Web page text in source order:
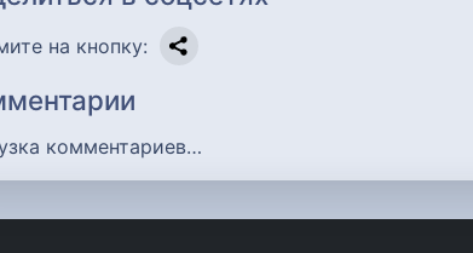
на кнопку:
комментариев…